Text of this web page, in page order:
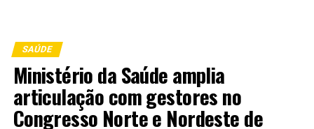
SAÚDE
Ministério da Saúde amplia
articulação com gestores no
Congresso Norte e Nordeste de